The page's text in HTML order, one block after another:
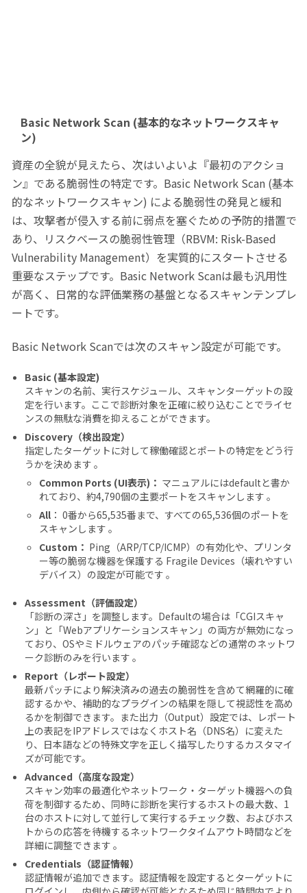
Basic Network Scan (基本的なネットワークスキャ
ン)
資産の全貌が見えたら、次はいよいよ『最初のアクショ
ン』である脆弱性の特定です。Basic Network Scan (基本
的なネットワークスキャン) による脆弱性の発見と緩和
は、攻撃者が侵入する前に弱点を塞ぐための予防的措置で
あり、リスクベースの脆弱性管理（RBVM: Risk-Based
Vulnerability Management）を実質的にスタートさせる
重要なステップです。Basic Network Scanは最も汎用性
が高く、日常的な評価業務の基盤となるスキャンテンプレ
ートです。
Basic Network Scanでは次のスキャン設定が可能です。
Basic (基本設定)
スキャンの名前、実行スケジュール、スキャンターゲットの設
定を行います。ここで診断対象を正確に絞り込むことでライセ
ンスの無駄な消費を抑えることができます。
Discovery（検出設定）
指定したターゲットに対して稼働確認とポートの特定をどう行
うかを決めます 。
Common Ports (UI表示)： マニュアルにはdefaultと書か
れており、約4,790個の主要ポートをスキャンします 。
All ： 0番から65,535番まで、すべての65,536個のポートを
スキャンします 。
Custom： Ping（ARP/TCP/ICMP）の有効化や、プリンタ
ー等の脆弱な機器を保護する Fragile Devices（壊れやすい
デバイス）の設定が可能です 。
Assessment（評価設定）
「診断の深さ」を調整します。Defaultの場合は「CGIスキャ
ン」と「Webアプリケーションスキャン」の両方が無効になっ
ており、OSやミドルウェアのパッチ確認などの通常のネットワ
ーク診断のみを行います 。
Report（レポート設定）
最新パッチにより解決済みの過去の脆弱性を含めて網羅的に確
認するかや、補助的なプラグインの結果を隠して視認性を高め
るかを制御できます。また出力（Output）設定では、レポート
上の表記をIPアドレスではなくホスト名（DNS名）に変えた
り、日本語などの特殊文字を正しく描写したりするカスタマイ
ズが可能です。
Advanced（高度な設定）
スキャン効率の最適化やネットワーク・ターゲット機器への負
荷を制御するため、同時に診断を実行するホストの最大数、1
台のホストに対して並行して実行するチェック数、およびホス
トからの応答を待機するネットワークタイムアウト時間などを
詳細に調整できます 。
Credentials（認証情報）
認証情報が追加できます。認証情報を設定するとターゲットに